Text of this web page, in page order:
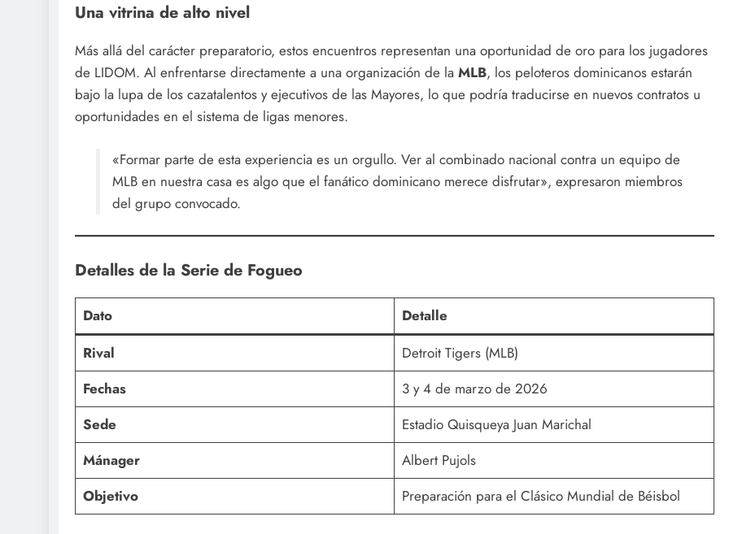
Una vitrina de alto nivel
Más allá del carácter preparatorio, estos encuentros representan una oportunidad de oro para los jugadores
de LIDOM. Al enfrentarse directamente a una organización de la MLB, los peloteros dominicanos estarán
bajo la lupa de los cazatalentos y ejecutivos de las Mayores, lo que podría traducirse en nuevos contratos u
oportunidades en el sistema de ligas menores.
«Formar parte de esta experiencia es un orgullo. Ver al combinado nacional contra un equipo de
MLB en nuestra casa es algo que el fanático dominicano merece disfrutar», expresaron miembros
del grupo convocado.
Detalles de la Serie de Fogueo
Dato
Detalle
Rival
Detroit Tigers (MLB)
Fechas
3 y 4 de marzo de 2026
Sede
Estadio Quisqueya Juan Marichal
Mánager
Albert Pujols
Objetivo
Preparación para el Clásico Mundial de Béisbol